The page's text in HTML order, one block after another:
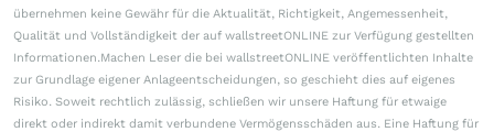
übernehmen keine Gewähr für die Aktualität, Richtigkeit, Angemessenheit,
Qualität und Vollständigkeit der auf wallstreetONLINE zur Verfügung gestellten
Informationen.Machen Leser die bei wallstreetONLINE veröffentlichten Inhalte
zur Grundlage eigener Anlageentscheidungen, so geschieht dies auf eigenes
Risiko. Soweit rechtlich zulässig, schließen wir unsere Haftung für etwaige
direkt oder indirekt damit verbundene Vermögensschäden aus. Eine Haftung für